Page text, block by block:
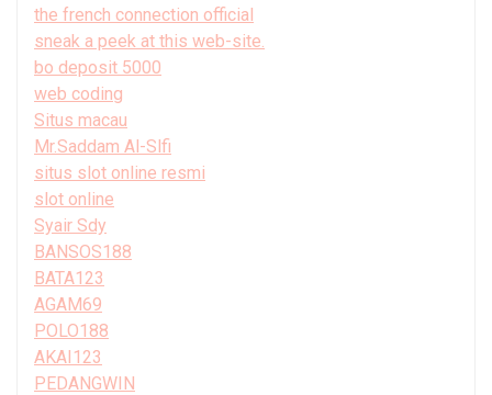
the french connection official
sneak a peek at this web-site.
bo deposit 5000
web coding
Situs macau
Mr.Saddam Al-Slfi
situs slot online resmi
slot online
Syair Sdy
BANSOS188
BATA123
AGAM69
POLO188
AKAI123
PEDANGWIN